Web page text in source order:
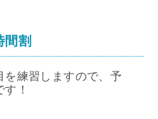
間割
練習しますので、予
！